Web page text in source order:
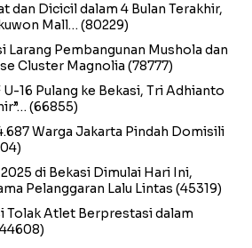
dan Dicicil dalam 4 Bulan Terakhir,
Mall… (80229)
Larang Pembangunan Mushola dan
Cluster Magnolia (78777)
U-16 Pulang ke Bekasi, Tri Adhianto
(66855)
Warga Jakarta Pindah Domisili
di Bekasi Dimulai Hari Ini,
Pelanggaran Lalu Lintas (45319)
Tolak Atlet Berprestasi dalam